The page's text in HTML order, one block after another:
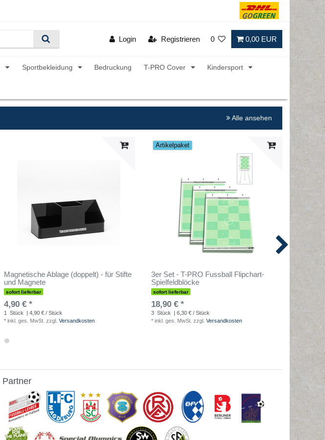
Login Registrieren 0 0,00 EUR
Sportbekleidung Bedruckung T-PRO Cover Kindersport
Alle ansehen
Magnetische Ablage (doppelt) - für Stifte
und Magnete
sofort lieferbar
4,90 € *
1 Stück
| 4,90 € / Stück
* inkl. ges. MwSt. zzgl. Versandkosten
Artikelpaket
3er Set - T-PRO Fussball Flipchart-
Spielfeldblöcke
sofort lieferbar
18,90 € *
3 Stück
| 6,30 € / Stück
* inkl. ges. MwSt. zzgl. Versandkosten inkl.
Partner